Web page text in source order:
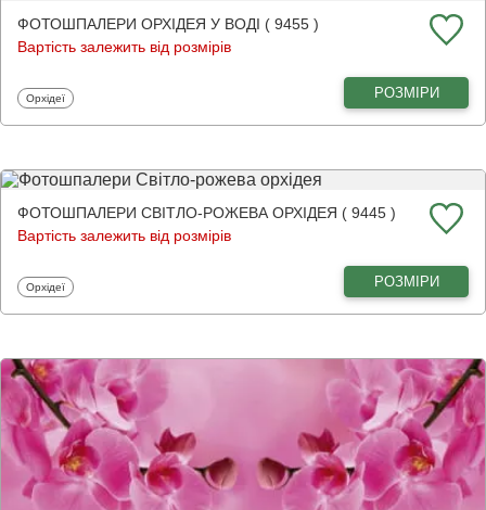
ФОТОШПАЛЕРИ ОРХІДЕЯ У ВОДІ ( 9455 )
Вартість залежить від розмірів
Фотошпалери
Орхідеї РОЗМІРИ
ФОТОШПАЛЕРИ СВІТЛО-РОЖЕВА ОРХІДЕЯ ( 9445 )
Вартість залежить від розмірів
Фотошпалери
Орхідеї РОЗМІРИ